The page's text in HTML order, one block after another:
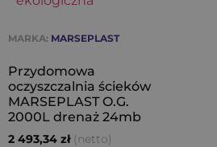
MARKA: MARSEPLAST
Przydomowa
oczyszczalnia ścieków
MARSEPLAST O.G.
2000L drenaż 24mb
2 493,34 zł (netto)